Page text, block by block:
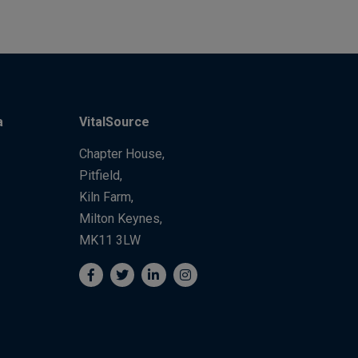
VitalSource
Chapter House,
Pitfield,
Kiln Farm,
Milton Keynes,
MK11 3LW